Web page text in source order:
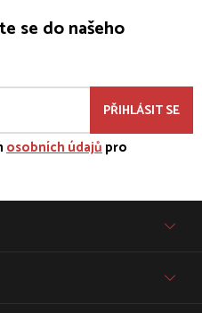
se do našeho
PŘIHLÁSIT SE
osobních údajůpro